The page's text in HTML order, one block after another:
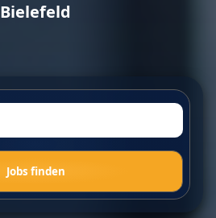
Bielefeld
Jobs finden